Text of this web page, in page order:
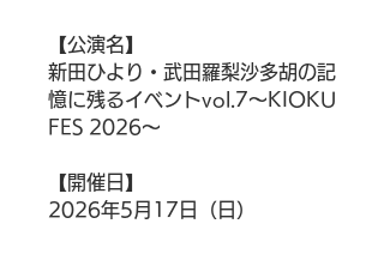
【公演名】
新田ひより・武田羅梨沙多胡の記
憶に残るイベントvol.7～KIOKU
FES 2026～
【開催日】
2026年5月17日（日）